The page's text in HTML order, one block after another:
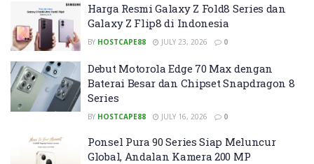
Harga Resmi Galaxy Z Fold8 Series dan
Galaxy Z Flip8 di Indonesia
BY HOSTCAPE88 JULY 23, 2026 0
Debut Motorola Edge 70 Max dengan
Baterai Besar dan Chipset Snapdragon 8
Series
BY HOSTCAPE88 JULY 16, 2026 0
Ponsel Pura 90 Series Siap Meluncur
Global, Andalan Kamera 200 MP